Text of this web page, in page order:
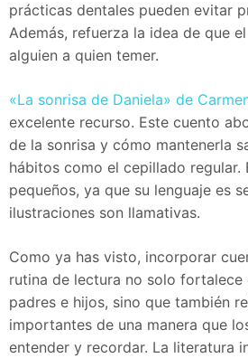
prácticas dentales pueden evitar
Además, refuerza la idea de que
alguien a quien temer.
«La sonrisa de Daniela» de
excelente recurso. Este cuento
de la sonrisa y cómo mantenerla
hábitos como el cepillado regular.
pequeños, ya que su lenguaje es
ilustraciones son llamativas.
Como ya has visto, incorporar
rutina de lectura no solo fortalece
padres e hijos, sino que también
importantes de una manera que
entender y recordar. La literatura